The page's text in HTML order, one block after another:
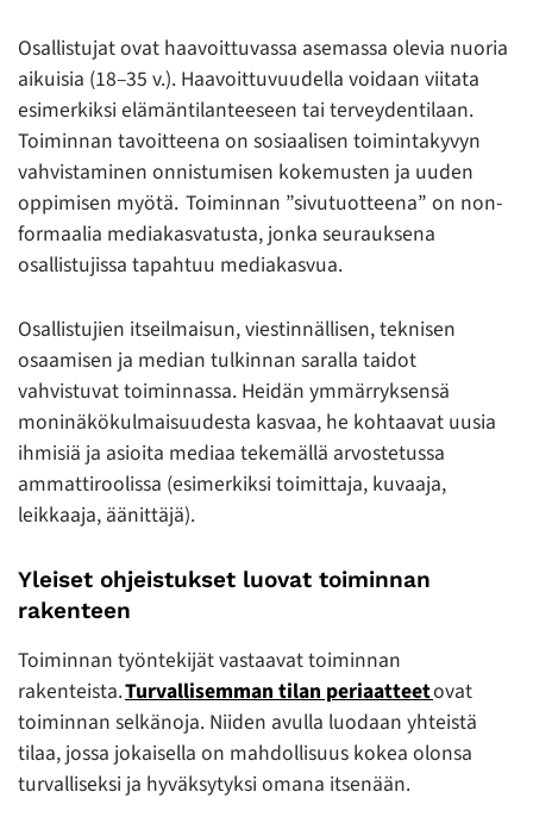
Osallistujat ovat haavoittuvassa asemassa olevia nuoria
aikuisia (18–35 v.). Haavoittuvuudella voidaan viitata
esimerkiksi elämäntilanteeseen tai terveydentilaan.
Toiminnan tavoitteena on sosiaalisen toimintakyvyn
vahvistaminen onnistumisen kokemusten ja uuden
oppimisen myötä. Toiminnan ”sivutuotteena” on non-
formaalia mediakasvatusta, jonka seurauksena
osallistujissa tapahtuu mediakasvua.
Osallistujien itseilmaisun, viestinnällisen, teknisen
osaamisen ja median tulkinnan saralla taidot
vahvistuvat toiminnassa. Heidän ymmärryksensä
moninäkökulmaisuudesta kasvaa, he kohtaavat uusia
ihmisiä ja asioita mediaa tekemällä arvostetussa
ammattiroolissa (esimerkiksi toimittaja, kuvaaja,
leikkaaja, äänittäjä).
Yleiset ohjeistukset luovat toiminnan
rakenteen
Toiminnan työntekijät vastaavat toiminnan
rakenteista.Turvallisemman tilan periaatteetovat
toiminnan selkänoja. Niiden avulla luodaan yhteistä
tilaa, jossa jokaisella on mahdollisuus kokea olonsa
turvalliseksi ja hyväksytyksi omana itsenään.